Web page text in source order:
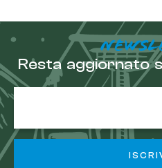
Resta aggiornato